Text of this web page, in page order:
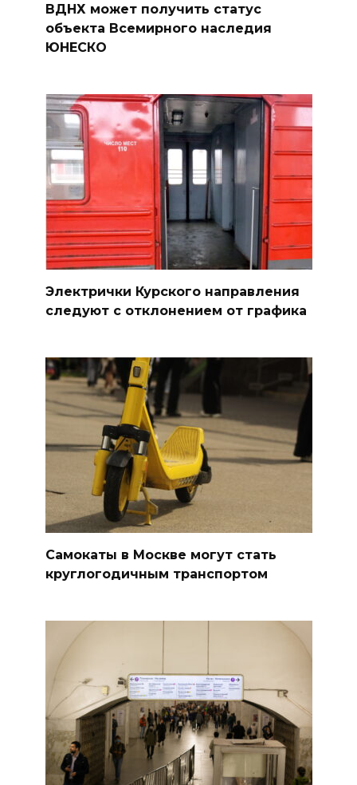
ВДНХ может получить статус
объекта Всемирного наследия
ЮНЕСКО
Электрички Курского направления
следуют с отклонением от графика
Самокаты в Москве могут стать
круглогодичным транспортом